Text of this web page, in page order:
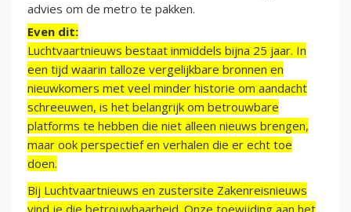
advies om de metro te pakken.
Even dit:
Luchtvaartnieuws bestaat inmiddels bijna 25 jaar. In
een tijd waarin talloze vergelijkbare bronnen en
nieuwkomers met veel minder historie om aandacht
schreeuwen, is het belangrijk om betrouwbare
platforms te hebben die niet alleen nieuws brengen,
maar ook perspectief en verhalen die er echt toe
doen.
Bij Luchtvaartnieuws en zustersite Zakenreisnieuws